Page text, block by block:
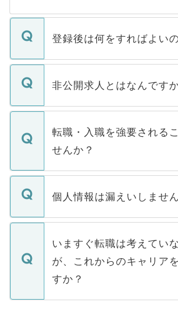
登録後は何をすればよい
ご登録いただきましたら、
登録内容を確認し、その後メ
ます。通常、5営業日以内に
いただきますので、しばらく
非公開求人とはなんです
マイナビDOCTORで取り扱
うち約3割は、Webサイトか
けない「非公開求人」です。
下記の理由によって、一般に
ません。
■応募殺到を避けるため 人
関を公にしてしまうと、応
に、医療機関が求める条件に
みを人材紹介会社に依頼する
ています。
転職・入職を強要される
せんか？
転職・入職を強要すること
ん。また、仮に応募先から内
定を承諾する必要はありま
の辞退の連絡はキャリアパー
個人情報は漏えいしませ
個人情報が漏えいすること
で、ご安心ください。当サイ
などで収集したご登録者様の
ご本人のキャリアアップおよ
支援を目的に使用いたします
ているすべての個人データ
いますぐ転職は考えてい
が、これからのキャリア
すか？